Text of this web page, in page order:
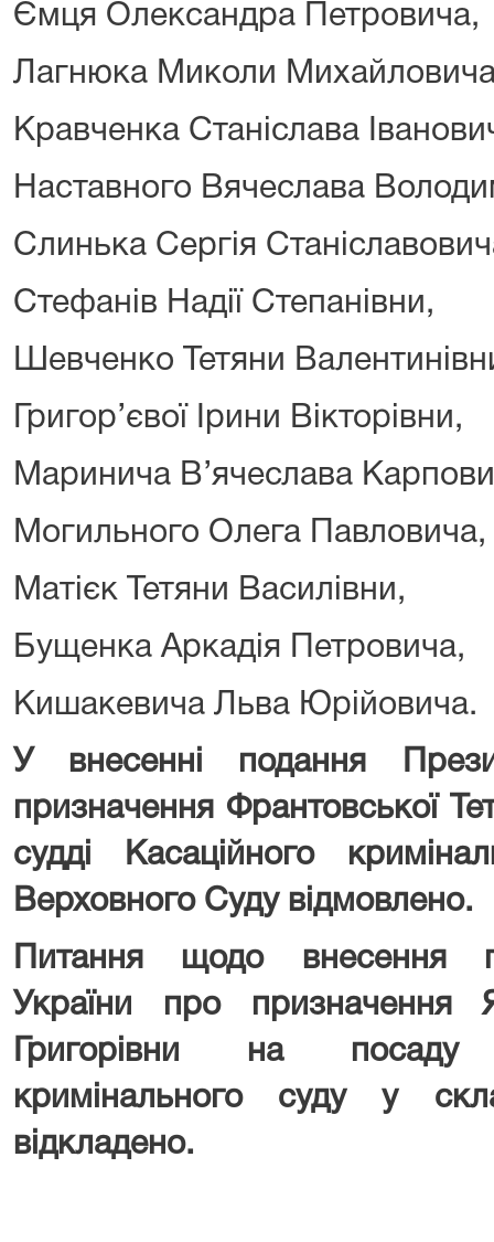
Ємця Олександра Петровича,
Лагнюка Миколи
Кравченка Станіслава
Наставного Вячеслава
Слинька Сергія
Стефанів Надії Степанівни,
Шевченко Тетяни
Григор’євої Ірини Вікторівни,
Маринича В’ячеслава
Могильного Олега Павловича,
Матієк Тетяни Василівни,
Бущенка Аркадія Петровича,
Кишакевича Льва Юрійовича.
У внесенні подання
призначення Франтовської
судді Касаційного
Верховного Суду відмовлено.
Питання щодо внесення
України про призначення
Григорівни на посаду
кримінального суду у
відкладено.